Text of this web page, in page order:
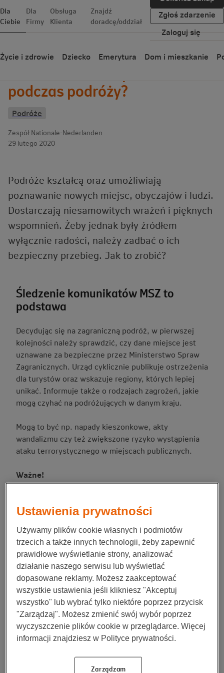
Dla
Ciebie
Dla
Firmy
Obsługa
Klienta
Znajdź
doradcę/oddział
Zgłoś zdarzenie
Zaloguj się
Życie i zdrowie Dziecko Emerytura Dom i mieszkanie
Wróć
podczas podróży?
Podróże
Zespół Nationale-Nederlanden
29 lutego 2020
Podróże kształcą oraz umożliwiają
poznawanie nowych miejsc, obyczajów i ludzi.
Dostarczają niesamowitych wrażeń i pięknych
wspomnień. Żeby jednak były źródłem
wyłącznie radości, należy zadbać o ich
bezpieczny przebieg. Jak to zrobić?
Śledzenie komunikatów MSZ to
podstawa
Decydując się na zagraniczną podróż, w pierwszej
kolejności należy sprawdzić, czy dane miejsce jest
uznawane za bezpieczne przez Ministerstwo Spraw
Zagranicznych. Urząd cyklicznie publikuje ostrzeżenia
dla turystów oraz wskazuje regiony, których lepiej
unikać. Informuje także o rodzajach zagrożeń, jakie
mogą czyhać na podróżujących w danym kraju.
Mogą to być np. napady kieszonkowe, akty
wandalizmu czy też zwiększone ryzyko wystąpienia
ataku terrorystycznego w miejscach publicznych.
Ważne!
Jeżeli MSZ odradza wszelkie podróże do danego
Wówczas należy zrezygnować z wszelkich wizyt, czy
spraw rodzinnych, nie mówiąc już o turystyce.
Troska o zdrowie – jakie szczepienia
wykonać?
Żeby zagraniczny wyjazd przebiegł bez
niespodzianek, warto zatroszczyć się o zdrowie.
Podstawą są szczepienia ochronne, których
wykonanie zaleca się przed podróżami do niektórych
skuteczna metoda zapobiegania chorobom zakaźnym.
Ustawienia prywatności
Używamy plików cookie własnych i podmiotów
trzecich a także innych technologii, żeby zapewnić
prawidłowe wyświetlanie strony, analizować
działanie naszego serwisu lub wyświetlać
dopasowane reklamy. Możesz zaakceptować
wszystkie ustawienia jeśli klikniesz "Akceptuj
wszystko" lub wybrać tylko niektóre poprzez przycisk
"Zarządzaj". Możesz zmienić swój wybór poprzez
wyczyszczenie plików cookie w przeglądarce. Więcej
informacji znajdziesz w Polityce prywatności.
Zarządzam